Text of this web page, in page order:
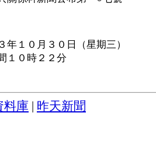
年１０月３０日（星期三）
１０時２２分
料庫 昨天新聞